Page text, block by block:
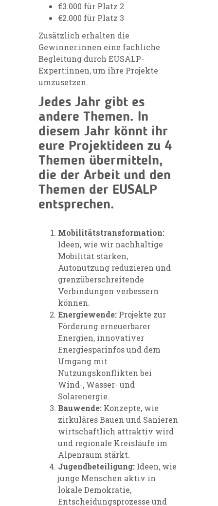
€3.000 für Platz 2
€2.000 für Platz 3
Zusätzlich erhalten die
Gewinner:innen eine fachliche
Begleitung durch EUSALP-
Expert:innen, um ihre Projekte
umzusetzen.
Jedes Jahr gibt es
andere Themen. In
diesem Jahr könnt ihr
eure Projektideen zu 4
Themen übermitteln,
die der Arbeit und den
Themen der EUSALP
entsprechen.
Mobilitätstransformation:
Ideen, wie wir nachhaltige
Mobilität stärken,
Autonutzung reduzieren und
grenzüberschreitende
Verbindungen verbessern
können.
Energiewende: Projekte zur
Förderung erneuerbarer
Energien, innovativer
Energiesparinfos und dem
Umgang mit
Nutzungskonflikten bei
Wind-, Wasser- und
Solarenergie.
Bauwende: Konzepte, wie
zirkuläres Bauen und Sanieren
wirtschaftlich attraktiv wird
und regionale Kreisläufe im
Alpenraum stärkt.
Jugendbeteiligung: Ideen, wie
junge Menschen aktiv in
lokale Demokratie,
Entscheidungsprozesse und